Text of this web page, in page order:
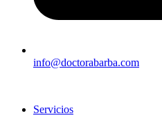
info@doctorabarba.com
Servicios